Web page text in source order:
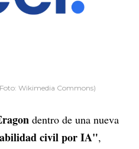
Wikimedia Commons)
dentro de una nueva
civil por IA",